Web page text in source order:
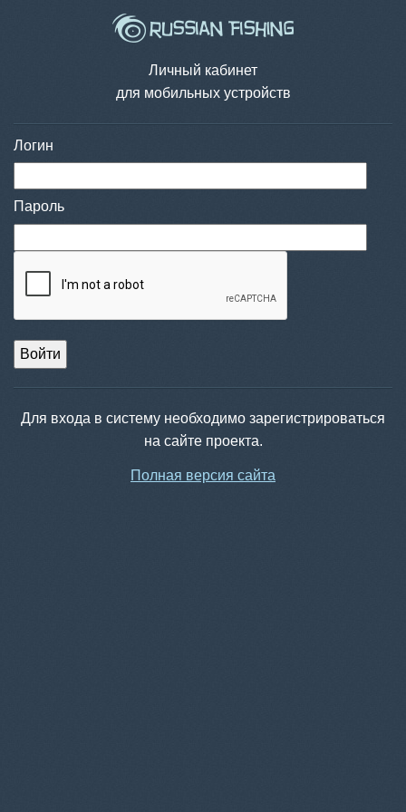
Личный кабинет
для мобильных устройств
Логин
Пароль
Войти
Для входа в систему необходимо зарегистрироваться
на сайте проекта.
Полная версия сайта